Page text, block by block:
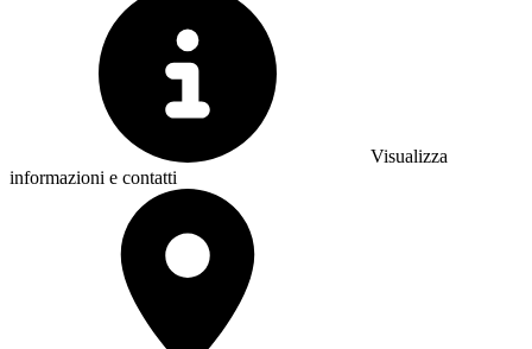
Visualizza
informazioni e contatti